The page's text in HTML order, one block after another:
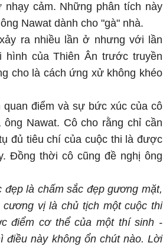
cảm. Những phân tích này
Nawat dành cho "gà" nhà.
ra nhiều lần ở nhưng với lần
hình của Thiên Ân trước truyền
cho là cách ứng xử không khéo
quan điểm và sự bức xúc của cô
Nawat. Cô cho rằng chỉ cần
đủ tiêu chí của cuộc thi là được
Đồng thời cô cũng đề nghị ông
đẹp là chấm sắc đẹp gương mặt,
vị là chủ tịch một cuộc thi
điểm cơ thể của một thí sinh -
điều này không ổn chút nào. Lời